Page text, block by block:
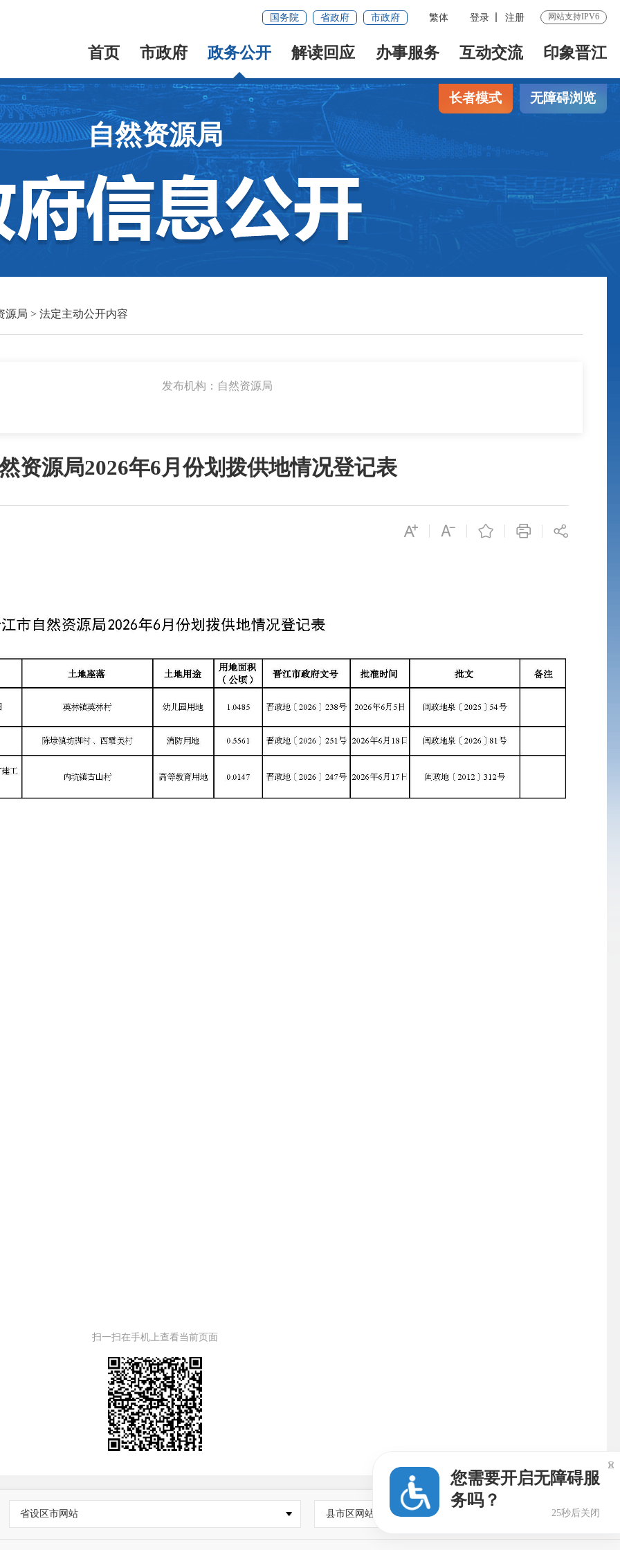
国务院 省政府 市政府 繁体 登录 注册 网站支持IPV6
首页 市政府 政务公开 解读回应 办事服务 互动交流 印象晋江
长者模式 无障碍浏览
自然资源局
源局 > 法定主动公开内容
发布机构：自然资源局
资源局2026年6月份划拨供地情况登记表
扫一扫在手机上查看当前页面
省设区市网站 县市区网站
您需要开启无障碍服
务吗？
24秒后关闭
